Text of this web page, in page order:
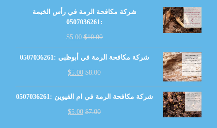
شركة مكافحة الرمة في رأس الخيمة
:0507036261
$10.00
$5.00
شركة مكافحة الرمة في أبوظبي :0507036261
$8.00
$5.00
شركة مكافحة الرمة في ام القيوين :0507036261
$7.00
$5.00